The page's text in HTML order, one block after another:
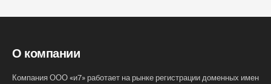
О компании
Компания ООО «и7» работает на рынке регистрации доменных имен